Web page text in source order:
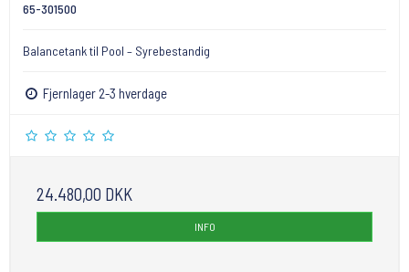
65-301500
Balancetank til Pool – Syrebestandig
Fjernlager 2-3 hverdage
24.480,00 DKK
INFO